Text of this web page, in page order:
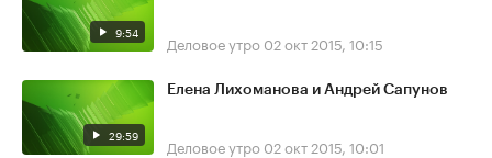
9:54 Деловое утро 02 окт 2015, 10:15
29:59
Елена Лихоманова и Андрей Сапунов
Деловое утро 02 окт 2015, 10:01